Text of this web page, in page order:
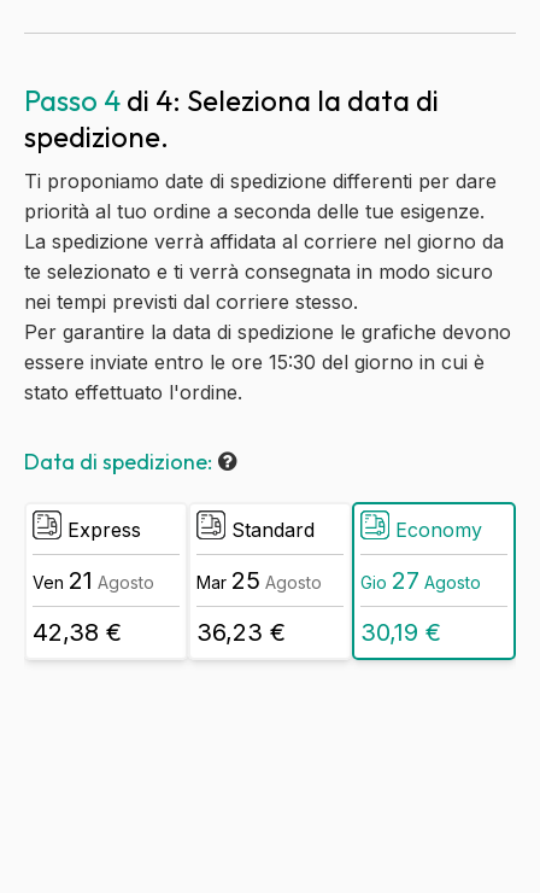
Passo 4 di 4: Seleziona la data di
spedizione.
Ti proponiamo date di spedizione differenti per dare
priorità al tuo ordine a seconda delle tue esigenze.
La spedizione verrà affidata al corriere nel giorno da
te selezionato e ti verrà consegnata in modo sicuro
nei tempi previsti dal corriere stesso.
Per garantire la data di spedizione le grafiche devono
essere inviate entro le ore 15:30 del giorno in cui è
stato effettuato l'ordine.
Data di spedizione:
Express
Ven 21 Agosto
42,38 €
Standard
Mar 25 Agosto
36,23 €
Economy
Gio 27 Agosto
30,19 €